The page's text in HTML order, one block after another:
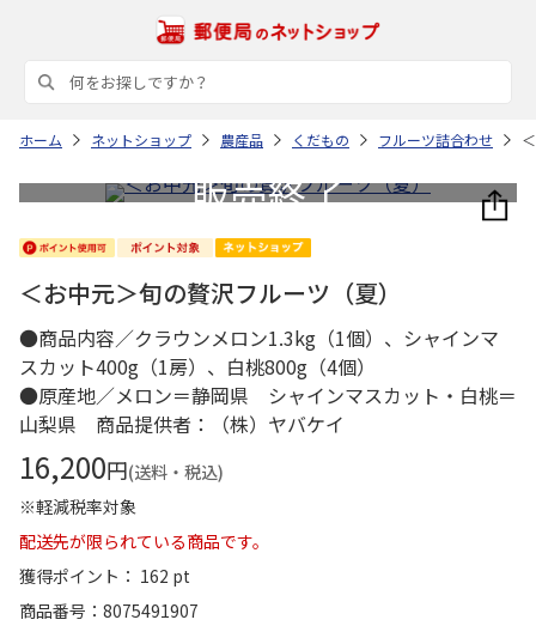
ホーム ネットショップ 農産品 くだもの フルーツ詰合わせ
＜お中元＞旬の贅沢フルーツ（夏）
●商品内容／クラウンメロン1.3kg（1個）、シャインマ
スカット400g（1房）、白桃800g（4個）
●原産地／メロン＝静岡県 シャインマスカット・白桃＝
山梨県 商品提供者：（株）ヤバケイ
16,200円(送料・税込)
※軽減税率対象
配送先が限られている商品です。
獲得ポイント： 162 pt
商品番号
8075491907